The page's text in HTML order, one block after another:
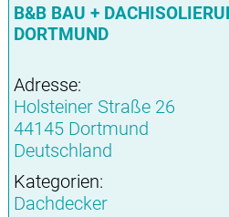
B&B BAU +
DORTMUND
Adresse:
Holsteiner Straße 26
44145 Dortmund
Deutschland
Kategorien:
Dachdecker